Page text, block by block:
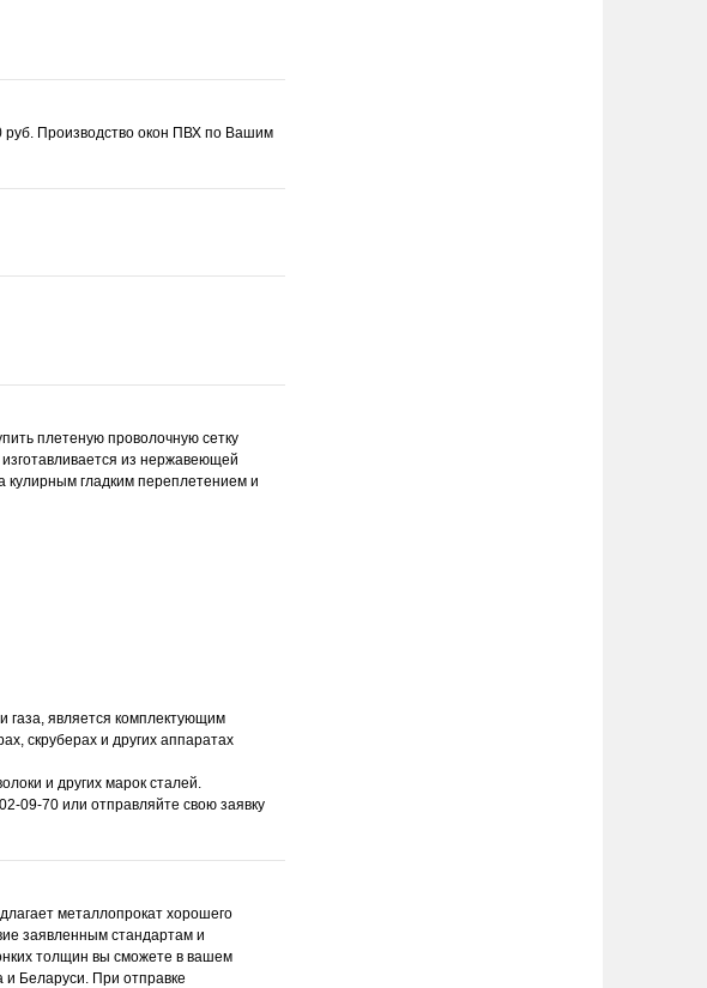
руб. Производство окон ПВХ по Вашим
плетеную проволочную сетку
из нержавеющей
кулирным гладким переплетением и
газа, является комплектующим
скруберах и других аппаратах
и других марок сталей.
09-70 или отправляйте свою заявку
металлопрокат хорошего
заявленным стандартам и
толщин вы сможете в вашем
и Беларуси. При отправке